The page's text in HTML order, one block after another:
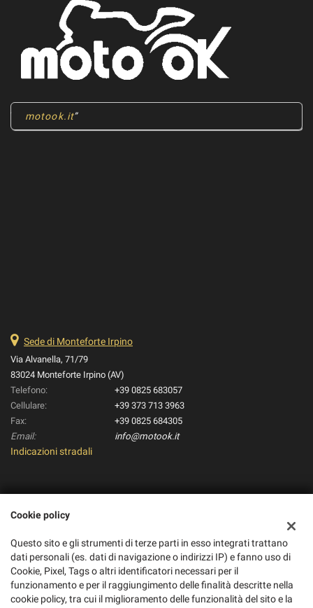
motook.it
Sede di Monteforte Irpino
Via Alvanella, 71/79
83024 Monteforte Irpino (AV)
Telefono:
+39 0825 683057
Cellulare:
+39 373 713 3963
Fax:
+39 0825 684305
Email:
info@motook.it
Indicazioni stradali
Pico Moto S.R.L.
C.F/P.IVA:01895280434
Registro delle imprese:AV
REA:AV-188862
Cookie policy
Questo sito e gli strumenti di terze parti in esso integrati trattano
dati personali (es. dati di navigazione o indirizzi IP) e fanno uso di
Cookie, Pixel, Tags o altri identificatori necessari per il
funzionamento e per il raggiungimento delle finalità descritte nella
cookie policy, tra cui il miglioramento delle funzionalità del sito e la